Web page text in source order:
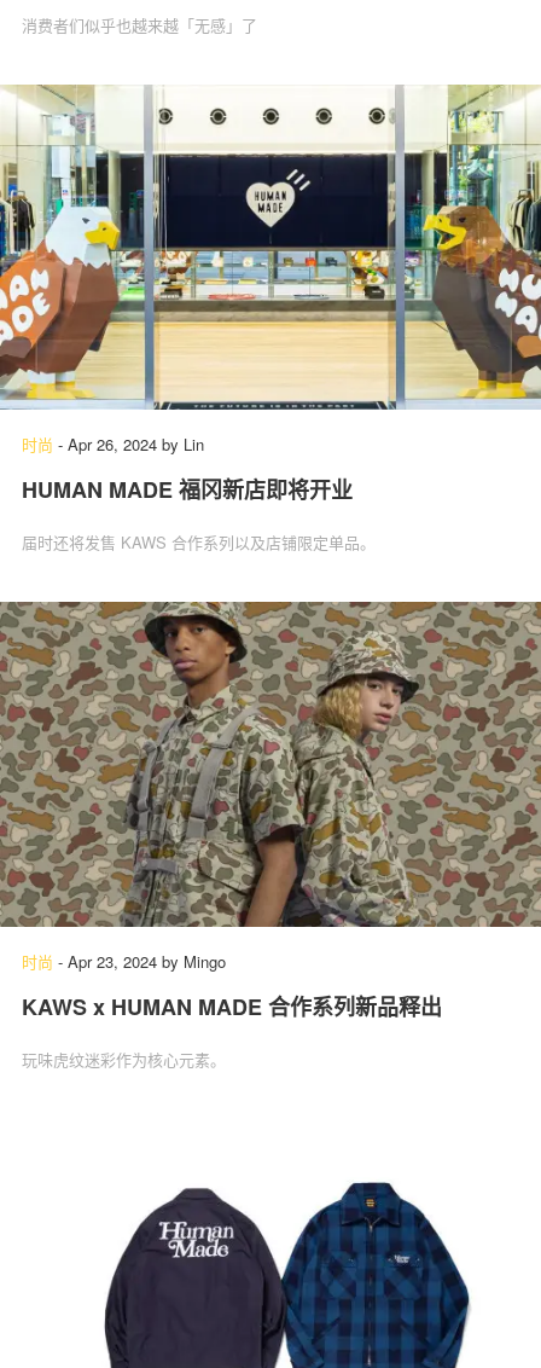
消费者们似乎也越来越「无感」了
时尚 - Apr 26, 2024 by Lin
HUMAN MADE 福冈新店即将开业
届时还将发售 KAWS 合作系列以及店铺限定单品。
时尚 - Apr 23, 2024 by Mingo
KAWS x HUMAN MADE 合作系列新品释出
玩味虎纹迷彩作为核心元素。